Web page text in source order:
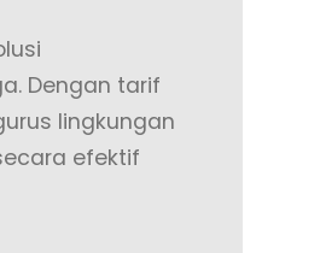
Dengan tarif
lingkungan
efektif